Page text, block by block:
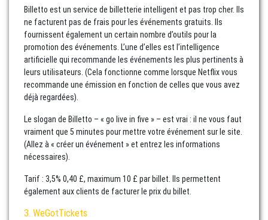
Billetto est un service de billetterie intelligent et pas trop cher. Ils
ne facturent pas de frais pour les événements gratuits. Ils
fournissent également un certain nombre d’outils pour la
promotion des événements. L’une d’elles est l’intelligence
artificielle qui recommande les événements les plus pertinents à
leurs utilisateurs. (Cela fonctionne comme lorsque Netflix vous
recommande une émission en fonction de celles que vous avez
déjà regardées).
Le slogan de Billetto – « go live in five » – est vrai : il ne vous faut
vraiment que 5 minutes pour mettre votre événement sur le site.
(Allez à « créer un événement » et entrez les informations
nécessaires).
Tarif : 3,5% 0,40 £, maximum 10 £ par billet. Ils permettent
également aux clients de facturer le prix du billet.
3. WeGotTickets